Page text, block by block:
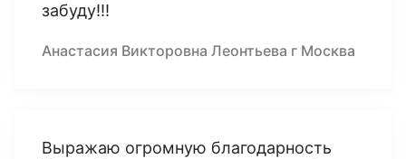
забуду!!!
Анастасия Викторовна Леонтьева г Москва
Выражаю огромную благодарность